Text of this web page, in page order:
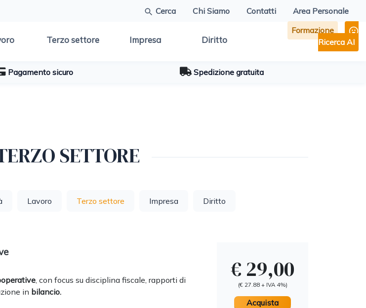
Cerca Chi Siamo Contatti Area Personale
Terzo settore Impresa Diritto
Formazione
Ricerca AI
Pagamento sicuro Spedizione gratuita
SETTORE
Lavoro Terzo settore Impresa Diritto
, con focus su disciplina fiscale, rapporti di
in bilancio.
€ 29,00
(€ 27.88 + IVA 4%)
Acquista